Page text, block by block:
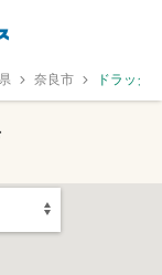
奈良市 ドラッグ